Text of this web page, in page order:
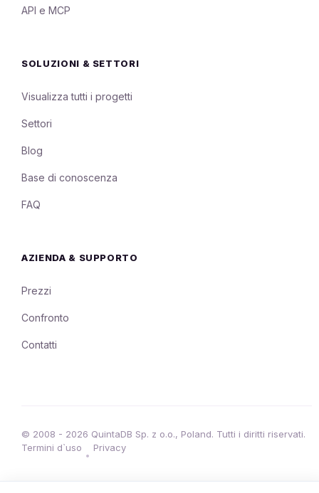
API e MCP
SOLUZIONI & SETTORI
Visualizza tutti i progetti
Settori
Blog
Base di conoscenza
FAQ
AZIENDA & SUPPORTO
Prezzi
Confronto
Contatti
© 2008 - 2026 QuintaDB Sp. z o.o., Poland. Tutti i diritti riservati.
Termini d`uso
•
Privacy